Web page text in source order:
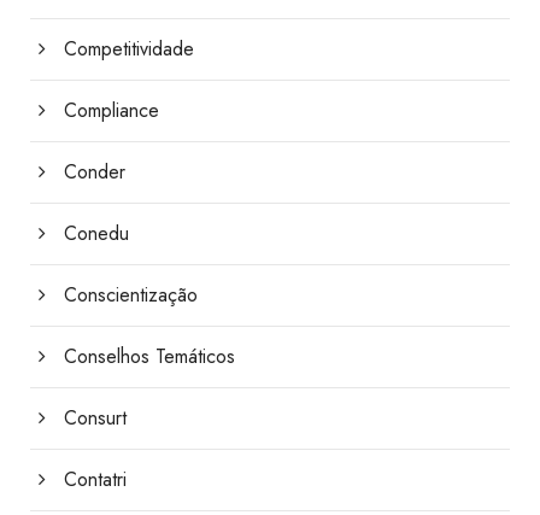
Competitividade
Compliance
Conder
Conedu
Conscientização
Conselhos Temáticos
Consurt
Contatri